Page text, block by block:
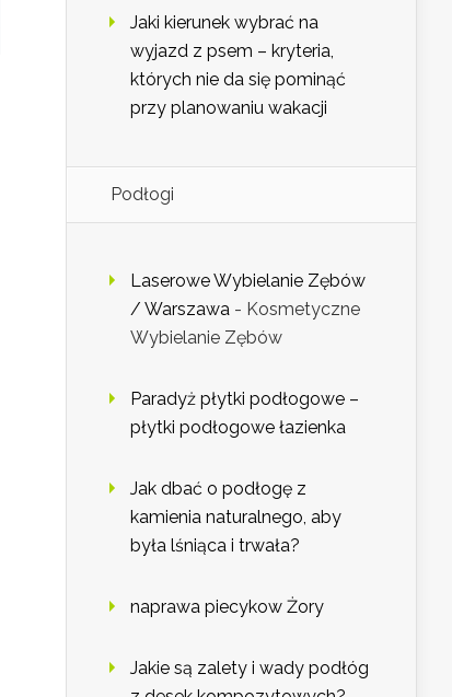
Jaki kierunek wybrać na
wyjazd z psem – kryteria,
których nie da się pominąć
przy planowaniu wakacji
Podłogi
Laserowe Wybielanie Zębów
/ Warszawa - Kosmetyczne
Wybielanie Zębów
Paradyż płytki podłogowe –
płytki podłogowe łazienka
Jak dbać o podłogę z
kamienia naturalnego, aby
była lśniąca i trwała?
naprawa piecykow Żory
Jakie są zalety i wady podłóg